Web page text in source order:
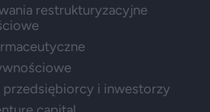
restrukturyzacyjne
przedsiębiorcy i inwestorzy